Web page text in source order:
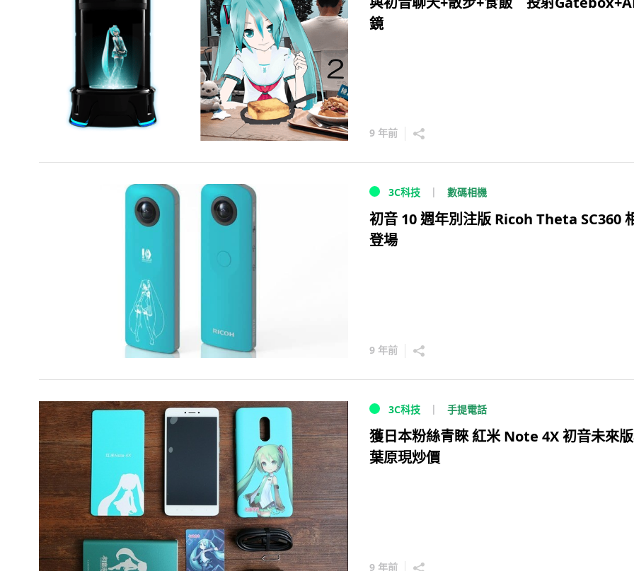
鏡
9 年前
3C科技 數碼相機
初音 10 週年別注版 Ricoh Theta SC360
登場
9 年前
3C科技 手提電話
獲日本粉絲青睞 紅米 Note 4X 初音未來
葉原現炒價
9 年前